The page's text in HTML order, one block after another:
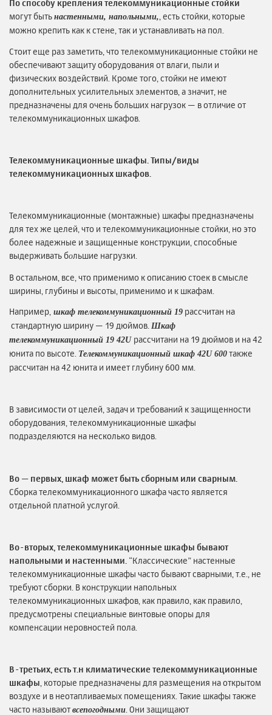
По способу крепления телекоммуникационные стойки
могут быть настенными, напольными, , есть стойки, которые
можно крепить как к стене, так и устанавливать на пол.
Стоит еще раз заметить, что телекоммуникационные стойки не
обеспечивают защиту оборудования от влаги, пыли и
физических воздействий. Кроме того, стойки не имеют
дополнительных усилительных элементов, а значит, не
предназначены для очень больших нагрузок — в отличие от
телекоммуникационных шкафов.
Телекоммуникационные шкафы. Типы/виды
телекоммуникационных шкафов.
Телекоммуникационные (монтажные) шкафы предназначены
для тех же целей, что и телекоммуникационные стойки, но это
более надежные и защищенные конструкции, способные
выдерживать большие нагрузки.
В остальном, все, что применимо к описанию стоек в смысле
ширины, глубины и высоты, применимо и к шкафам.
Например, шкаф телекоммуникационный 19 рассчитан на
стандартную ширину — 19 дюймов. Шкаф
телекоммуникационный 19 42U рассчитани на 19 дюймов и на 42
юнита по высоте. Телекоммуникационный шкаф 42U 600 также
рассчитан на 42 юнита и имеет глубину 600 мм.
В зависимости от целей, задач и требований к защищенности
оборудования, телекоммуникационные шкафы
подразделяются на несколько видов.
Во — первых, шкаф может быть сборным или сварным.
Сборка телекоммуникационного шкафа часто является
отдельной платной услугой.
Во-вторых, телекоммуникационные шкафы бывают
напольными и настенными. “Классические” настенные
телекоммуникационные шкафы часто бывают сварными, т.е., не
требуют сборки. В конструкции напольных
телекоммуникационных шкафов, как правило, как правило,
предусмотрены специальные винтовые опоры для
компенсации неровностей пола.
В-третьих, есть т.н климатические телекоммуникационные
шкафы , которые предназначены для размещения на открытом
воздухе и в неотапливаемых помещениях. Такие шкафы также
часто называют всепогодными . Они защищают